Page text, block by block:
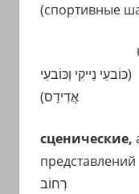
(спортивные
(כּוֹבעֵי נַייקִי וְכּוֹבעֵי
אֲדִידַס)
сценические,
רְחוֹב